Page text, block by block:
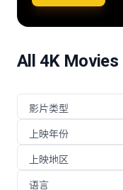
的恐惧与实体也在一步
飞的街头混战。
机。他们一同执行关乎
All 4K Movies